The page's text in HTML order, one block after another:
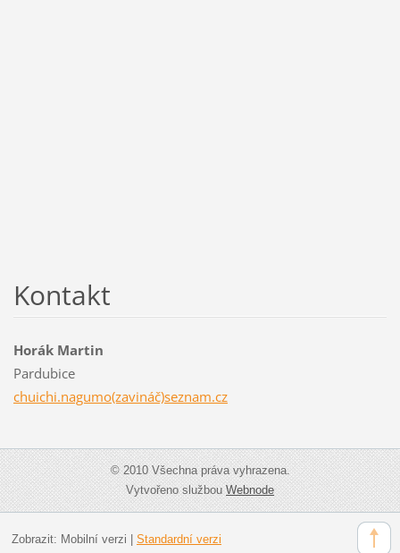
Kontakt
Horák Martin
Pardubice
chuichi.nagumo(zavináč)seznam.cz
© 2010 Všechna práva vyhrazena.
Vytvořeno službouWebnode
Zobrazit: Mobilní verzi Standardní verzi